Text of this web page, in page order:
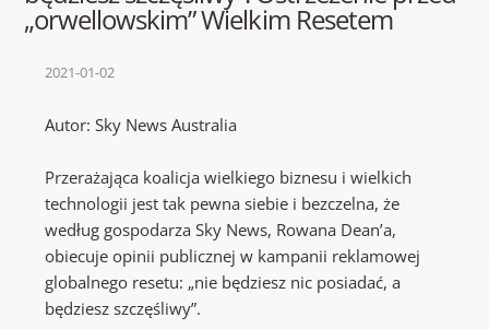
„orwellowskim” Wielkim Resetem
2021-01-02
Autor: Sky News Australia
Przerażająca koalicja wielkiego biznesu i wielkich
technologii jest tak pewna siebie i bezczelna, że
według gospodarza Sky News, Rowana Dean’a,
obiecuje opinii publicznej w kampanii reklamowej
globalnego resetu: „nie będziesz nic posiadać, a
będziesz szczęśliwy”.